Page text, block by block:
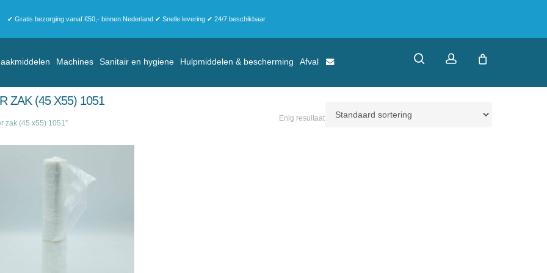
✔ Gratis bezorging vanaf €50,- binnen Nederland ✔ Snelle levering ✔ 24/7 beschikbaar
Machines Sanitair en hygiene Hulpmiddelen & bescherming Afval searchaccount
ZAK (45 X55) 1051
Enig resultaat
zak (45 x55) 1051”